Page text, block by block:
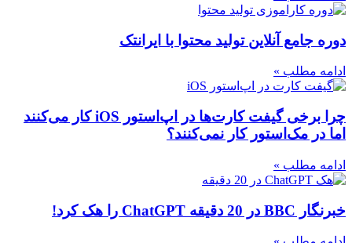
دوره جامع آنلاین تولید محتوا با ایرانتک
ادامه مطلب »
چرا برخی گیفت کارت‌ها در اپ‌استور iOS کار می‌کنند
اما در مک‌استور کار نمی‌کنند؟
ادامه مطلب »
خبرنگار BBC در 20 دقیقه ChatGPT را هک کرد!